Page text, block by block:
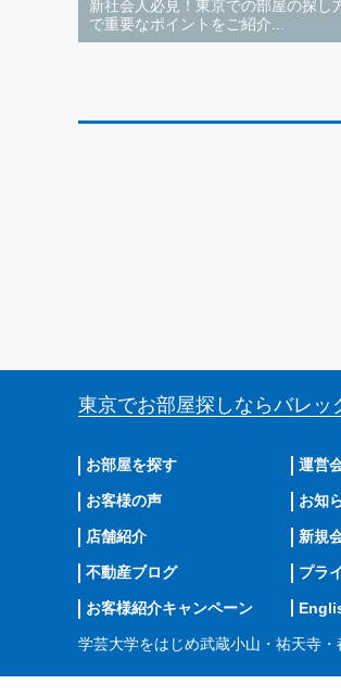
新社会人必見！東京での部屋の探し
で重要なポイントをご紹介...
東京でお部屋探しならバレッ
お部屋を探す
お客様の声
店舗紹介
不動産ブログ
お客様紹介キャンペーン
運営
お知
新規
プラ
学芸大学をはじめ武蔵小山・祐天寺